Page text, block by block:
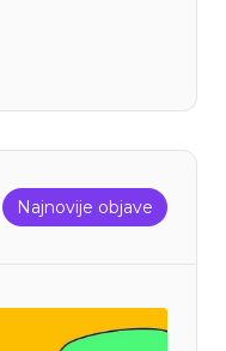
Najnovije objave